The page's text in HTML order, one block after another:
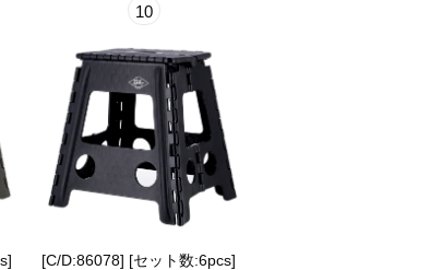
10
[C/D:86078] [セット数:6pcs]